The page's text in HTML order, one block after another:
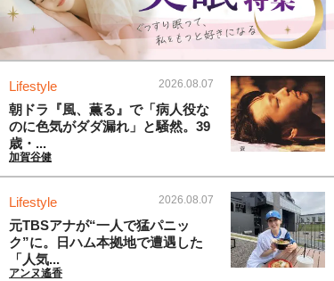
Lifestyle 2026.08.07
朝ドラ『風、薫る』で「病人役な
のに色気がダダ漏れ」と騒然。39
歳・...
加賀谷健
Lifestyle 2026.08.07
元TBSアナが“一人で猛パニッ
ク”に。日ハム本拠地で遭遇した
「人気...
アンヌ遙香